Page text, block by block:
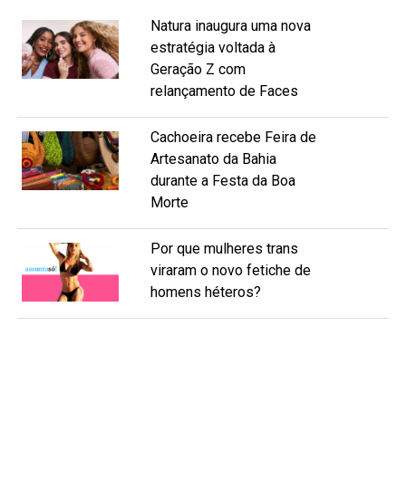
Natura inaugura uma nova
estratégia voltada à
Geração Z com
relançamento de Faces
Cachoeira recebe Feira de
Artesanato da Bahia
durante a Festa da Boa
Morte
Por que mulheres trans
viraram o novo fetiche de
homens héteros?